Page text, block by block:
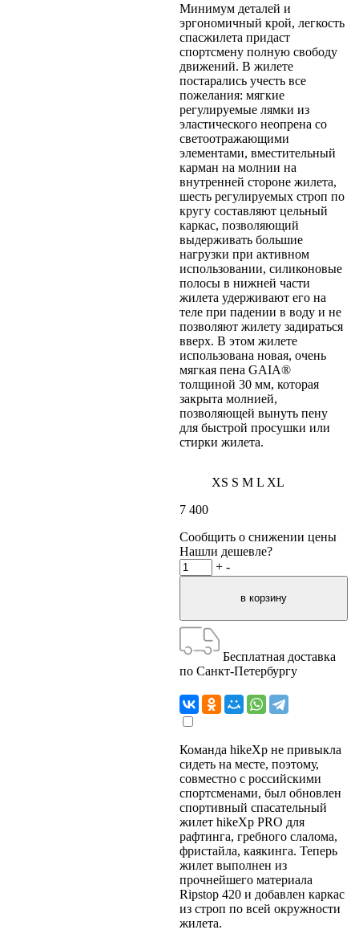
Минимум деталей и
эргономичный крой, легкость
спасжилета придаст
спортсмену полную свободу
движений. В жилете
постарались учесть все
пожелания: мягкие
регулируемые лямки из
эластического неопрена со
светоотражающими
элементами, вместительный
карман на молнии на
внутренней стороне жилета,
шесть регулируемых строп по
кругу составляют цельный
каркас, позволяющий
выдерживать большие
нагрузки при активном
использовании, силиконовые
полосы в нижней части
жилета удерживают его на
теле при падении в воду и не
позволяют жилету задираться
вверх. В этом жилете
использована новая, очень
мягкая пена GAIA®
толщиной 30 мм, которая
закрыта молнией,
позволяющей вынуть пену
для быстрой просушки или
стирки жилета.
XS S M L XL
7 400
Сообщить о снижении цены
Нашли дешевле?
+ -
Бесплатная доставка
по Санкт-Петербургу
Команда hikeXp не привыкла
сидеть на месте, поэтому,
совместно с российскими
спортсменами, был обновлен
спортивный спасательный
жилет hikeXp PRO для
рафтинга, гребного слалома,
фристайла, каякинга. Теперь
жилет выполнен из
прочнейшего материала
Ripstop 420 и добавлен каркас
из строп по всей окружности
жилета.